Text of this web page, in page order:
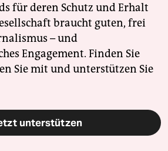
für deren Schutz und Erhalt
braucht guten, frei
– und
Engagement. Finden Sie
Sie mit und unterstützen Sie
unterstützen